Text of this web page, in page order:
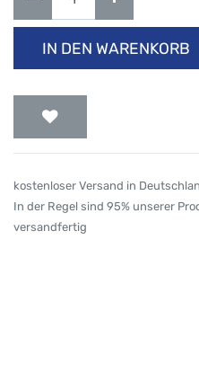
IN DEN WARENKORB
kostenloser Versand in
In der Regel sind 95% unserer
versandfertig